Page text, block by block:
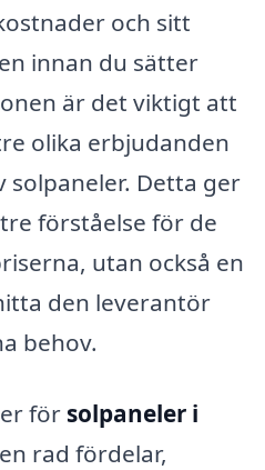
och sitt
innan du sätter
är det viktigt att
olika erbjudanden
Detta ger
förståelse för de
utan också en
den leverantör
behov.
för solpaneler i
rad fördelar,